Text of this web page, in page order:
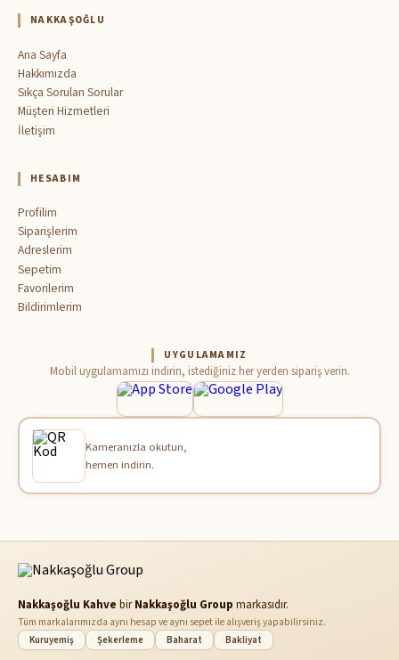
NAKKAŞOĞLU
Ana Sayfa
Hakkımızda
Sıkça Sorulan Sorular
Müşteri Hizmetleri
İletişim
HESABIM
Profilim
Siparişlerim
Adreslerim
Sepetim
Favorilerim
Bildirimlerim
UYGULAMAMIZ
Mobil uygulamamızı indirin, istediğiniz her yerden sipariş verin.
Kameranızla okutun,
hemen indirin.
Nakkaşoğlu Kahve bir Nakkaşoğlu Group markasıdır.
Tüm markalarımızda aynı hesap ve aynı sepet ile alışveriş yapabilirsiniz.
Kuruyemiş Şekerleme Baharat Bakliyat